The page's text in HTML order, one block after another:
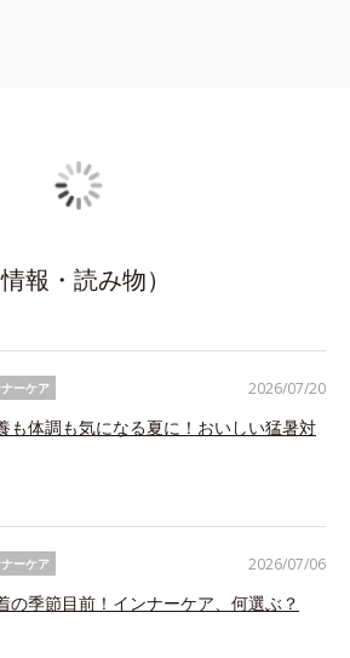
報・読み物）
ーケア
も体調も気になる夏に！おいしい猛暑対
2026/07/20
ーケア
の季節目前！インナーケア、何選ぶ？
2026/07/06